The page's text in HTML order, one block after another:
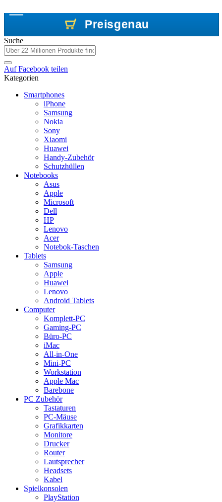
Preisgenau
Preisgenau
Preisgenau
Suche
AufFacebook teilen
Kategorien
Smartphones
iPhone
Samsung
Nokia
Sony
Xiaomi
Huawei
Handy-Zubehör
Schutzhüllen
Notebooks
Asus
Apple
Microsoft
Dell
HP
Lenovo
Acer
Notebok-Taschen
Tablets
Samsung
Apple
Huawei
Lenovo
Android Tablets
Computer
Komplett-PC
Gaming-PC
Büro-PC
iMac
All-in-One
Mini-PC
Workstation
Apple Mac
Barebone
PC Zubehör
Tastaturen
PC-Mäuse
Grafikkarten
Monitore
Drucker
Router
Lautsprecher
Headsets
Kabel
Spielkonsolen
PlayStation